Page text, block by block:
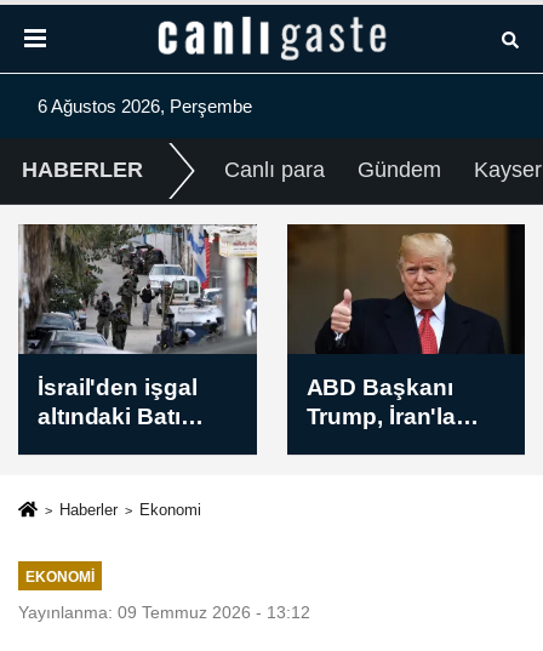
6 Ağustos 2026, Perşembe
HABERLER Canlı para Gündem
ABD Başkanı
Trump, İran'la
sağlanabileceğini
New York borsası
düşüşle kapandı
Haberler Ekonomi
EKONOMI
Yayınlanma: 09 Temmuz 2026 - 13:12